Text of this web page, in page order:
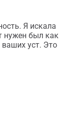
Я искала
нужен был как
ваших уст. Это